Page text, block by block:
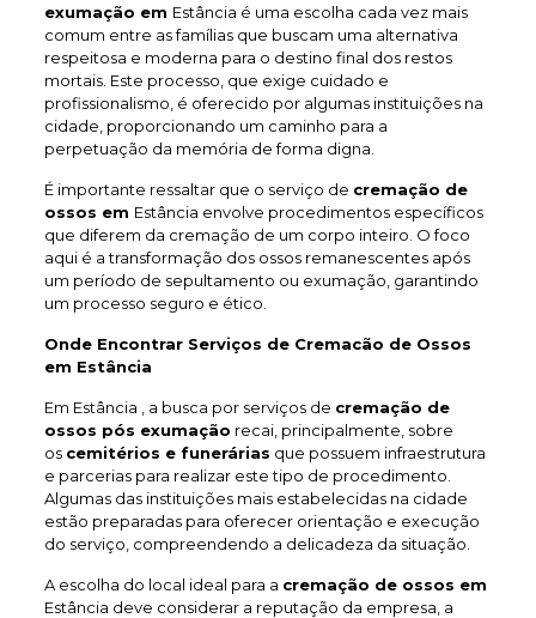
exumação em Estância é uma escolha cada vez mais
comum entre as famílias que buscam uma alternativa
respeitosa e moderna para o destino final dos restos
mortais. Este processo, que exige cuidado e
profissionalismo, é oferecido por algumas instituições na
cidade, proporcionando um caminho para a
perpetuação da memória de forma digna.
É importante ressaltar que o serviço de cremação de
ossos em Estância envolve procedimentos específicos
que diferem da cremação de um corpo inteiro. O foco
aqui é a transformação dos ossos remanescentes após
um período de sepultamento ou exumação, garantindo
um processo seguro e ético.
Onde Encontrar Serviços de Cremacão de Ossos
em Estância
Em Estância , a busca por serviços de cremação de
ossos pós exumação recai, principalmente, sobre
os cemitérios e funerárias que possuem infraestrutura
e parcerias para realizar este tipo de procedimento.
Algumas das instituições mais estabelecidas na cidade
estão preparadas para oferecer orientação e execução
do serviço, compreendendo a delicadeza da situação.
A escolha do local ideal para a cremação de ossos em
Estância deve considerar a reputação da empresa, a